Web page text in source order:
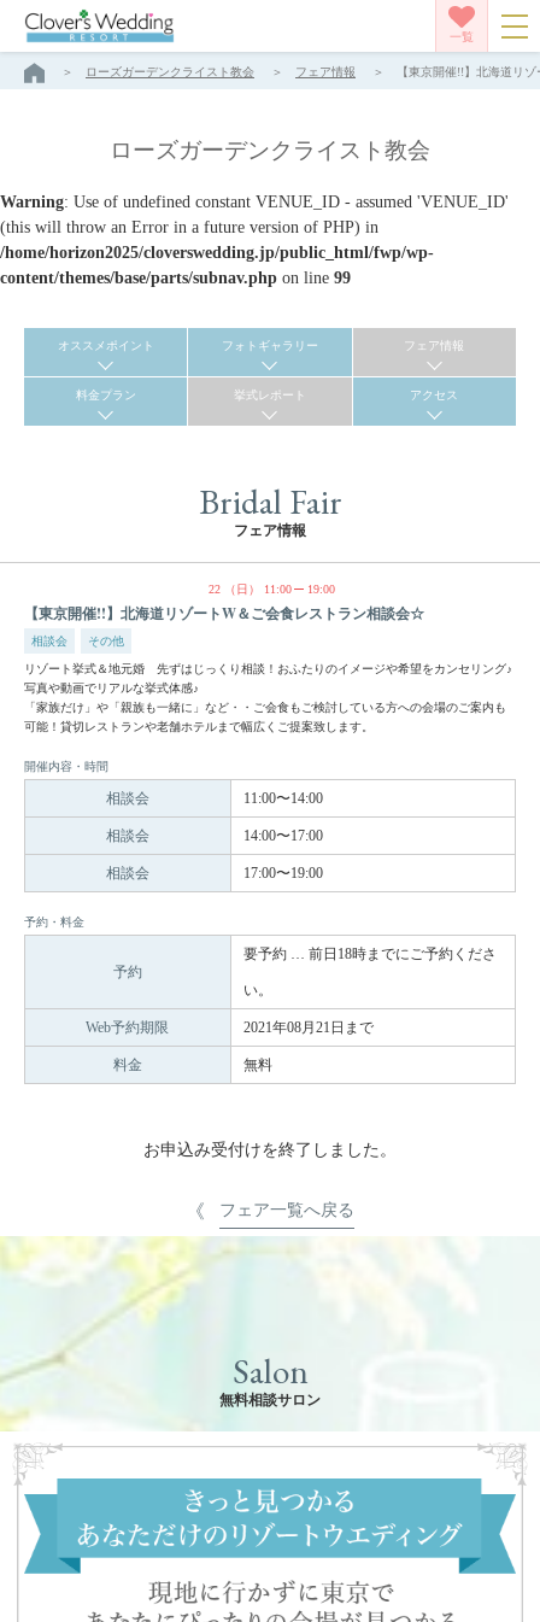
一覧
ローズガーデンクライスト教会 フェア情報 【東京開催!!】北海道リ
ローズガーデンクライスト教会
Warning: Use of undefined constant VENUE_ID - assumed 'VENUE_ID'
(this will throw an Error in a future version of PHP) in
/home/horizon2025/cloverswedding.jp/public_html/fwp/wp-
content/themes/base/parts/subnav.php on line 99
オススメポイント フォトギャラリー フェア情報
料金プラン 挙式レポート アクセス
Bridal Fair
フェア情報
22 （日） 11:00 19:00
【東京開催!!】北海道リゾートW＆ご会食レストラン相談会☆
相談会 その他
リゾート挙式＆地元婚 先ずはじっくり相談！おふたりのイメージや希望をカンセリング♪
写真や動画でリアルな挙式体感♪
「家族だけ」や「親族も一緒に」など・・ご会食もご検討している方への会場のご案内も
可能！貸切レストランや老舗ホテルまで幅広くご提案致します。
開催内容・時間
相談会 11:00〜14:00
相談会 14:00〜17:00
相談会 17:00〜19:00
予約・料金
予約
要予約 … 前日18時までにご予約くださ
い。
Web予約期限 2021年08月21日まで
料金 無料
お申込み受付けを終了しました。
フェア一覧へ戻る
Salon
無料相談サロン